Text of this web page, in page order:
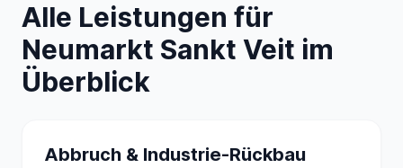
Alle Leistungen für
Neumarkt Sankt Veit im
Überblick
Abbruch & Industrie-Rückbau